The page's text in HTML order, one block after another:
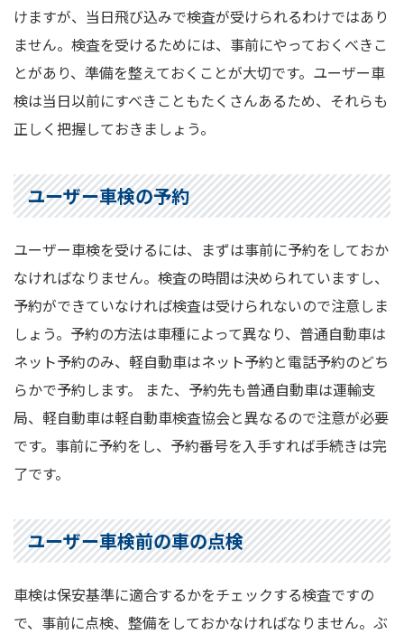
けますが、当日飛び込みで検査が受けられるわけではあり
ません。検査を受けるためには、事前にやっておくべきこ
とがあり、準備を整えておくことが大切です。ユーザー車
検は当日以前にすべきこともたくさんあるため、それらも
正しく把握しておきましょう。
ユーザー車検の予約
ユーザー車検を受けるには、まずは事前に予約をしておか
なければなりません。検査の時間は決められていますし、
予約ができていなければ検査は受けられないので注意しま
しょう。予約の方法は車種によって異なり、普通自動車は
ネット予約のみ、軽自動車はネット予約と電話予約のどち
らかで予約します。 また、予約先も普通自動車は運輸支
局、軽自動車は軽自動車検査協会と異なるので注意が必要
です。事前に予約をし、予約番号を入手すれば手続きは完
了です。
ユーザー車検前の車の点検
車検は保安基準に適合するかをチェックする検査ですの
で、事前に点検、整備をしておかなければなりません。ぶ